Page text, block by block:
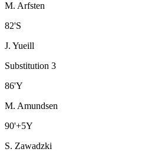
M. Arfsten
82'S
J. Yueill
Substitution 3
86'Y
M. Amundsen
90'+5Y
S. Zawadzki